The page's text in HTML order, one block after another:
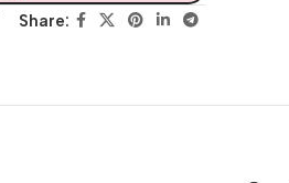
Share: